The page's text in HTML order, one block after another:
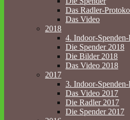
Das Radler-
Das Video
2018
4. Indoor-
Die Spender 2018
Die Bilder 2018
Das Video 2018
2017
3. Indoor-
Das Video 2017
Die Radler 2017
Die Spender 2017